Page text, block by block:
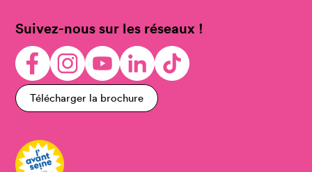
Suivez-nous sur les réseaux !
Télécharger la brochure